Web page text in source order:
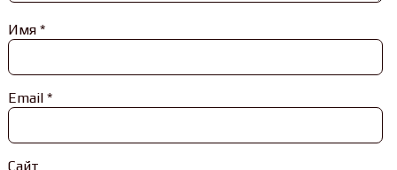
Имя *
Email *
Сайт